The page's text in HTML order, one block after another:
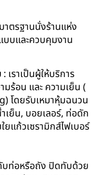
ตรฐานนั่งร้านแห่ง
บบและควบคุมงาน
: เราเป็นผู้ให้บริการ
ร้อน และ ความเย็น (
โดยรับเหมาหุ้มฉนวน
ย็น, บอยเลอร์, ท่อดัก
ยแก้วเซรามิกส์ไฟเบอร์
ท่อหรือถัง ปิดทับด้วย